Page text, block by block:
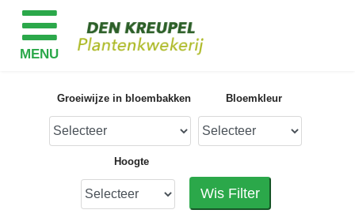
Groeiwijze in bloembakken Bloemkleur
Hoogte
Wis Filter